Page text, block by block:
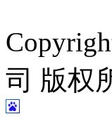
司 版权